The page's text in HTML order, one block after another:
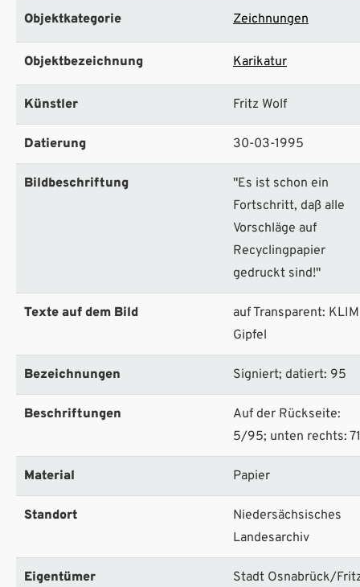
Objektkategorie Zeichnungen
Objektbezeichnung Karikatur
Künstler Fritz Wolf
Datierung 30-03-1995
Bildbeschriftung
"Es ist schon ein
Fortschritt, daß alle
Vorschläge auf
Recyclingpapier
gedruckt sind!"
Texte auf dem Bild
auf Transparent:
Gipfel
Bezeichnungen Signiert; datiert: 95
Beschriftungen
Auf der Rückseite:
5/95; unten rechts:
Material Papier
Standort
Niedersächsisches
Landesarchiv
Eigentümer
Stadt Osnabrück/